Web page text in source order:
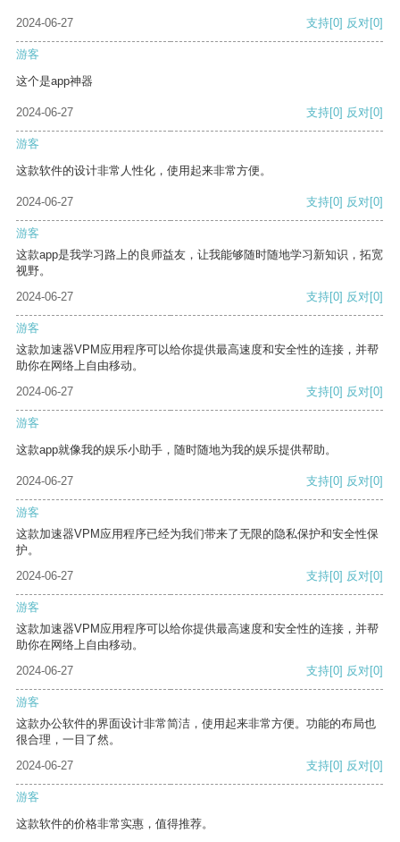
2024-06-27 支持[0] 反对[0]
游客
这个是app神器
2024-06-27 支持[0] 反对[0]
游客
这款软件的设计非常人性化，使用起来非常方便。
2024-06-27 支持[0] 反对[0]
游客
这款app是我学习路上的良师益友，让我能够随时随地学习新知识，拓宽
视野。
2024-06-27
支持[0] 反对[0]
游客
这款加速器VPM应用程序可以给你提供最高速度和安全性的连接，并帮
助你在网络上自由移动。
2024-06-27
支持[0] 反对[0]
游客
这款app就像我的娱乐小助手，随时随地为我的娱乐提供帮助。
2024-06-27 支持[0] 反对[0]
游客
这款加速器VPM应用程序已经为我们带来了无限的隐私保护和安全性保
护。
2024-06-27
支持[0] 反对[0]
游客
这款加速器VPM应用程序可以给你提供最高速度和安全性的连接，并帮
助你在网络上自由移动。
2024-06-27
支持[0] 反对[0]
游客
这款办公软件的界面设计非常简洁，使用起来非常方便。功能的布局也
很合理，一目了然。
2024-06-27
支持[0] 反对[0]
游客
这款软件的价格非常实惠，值得推荐。